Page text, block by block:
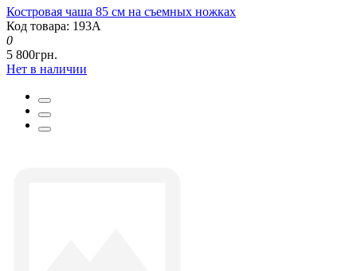
Костровая чаша 85 см на съемных ножках
Код товара: 193А
0
5 800грн.
Нет в наличии